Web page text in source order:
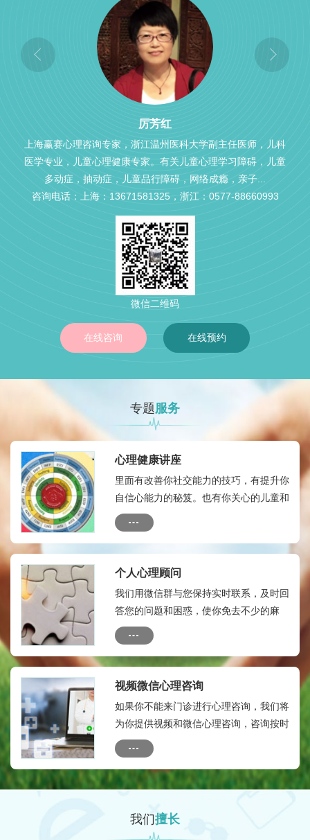
厉芳红
上海赢赛心理咨询专家，浙江温州医科大学副主任医师，儿科
医学专业，儿童心理健康专家。有关儿童心理学习障碍，儿童
多动症，抽动症，儿童品行障碍，网络成瘾，亲子...
咨询电话：上海：13671581325，浙江：0577-88660993
微信二维码
在线咨询 在线预约
专题服务
心理健康讲座
里面有改善你社交能力的技巧，有提升你
自信心能力的秘笈。也有你关心的儿童和
成人的心理健康热点，有如何自我心理治
疗的方法和技术
个人心理顾问
我们用微信群与您保持实时联系，及时回
答您的问题和困惑，使你免去不少的麻
烦。为保证您的瘾私，本微信群只有您及
您的联系人与心理专家，专家助理等人，
没有外人。全年顾问费：580元。
视频微信心理咨询
如果你不能来门诊进行心理咨询，我们将
为你提供视频和微信心理咨询，咨询按时
间收费：收费标准如下：10分钟内：50
元---20分钟内：150元
我们擅长